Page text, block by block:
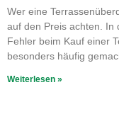
Wer eine
auf den Preis achten. In
Fehler beim Kauf einer
besonders häufig
Weiterlesen »